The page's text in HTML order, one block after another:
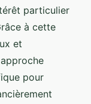
particulier
à cette
et
pour